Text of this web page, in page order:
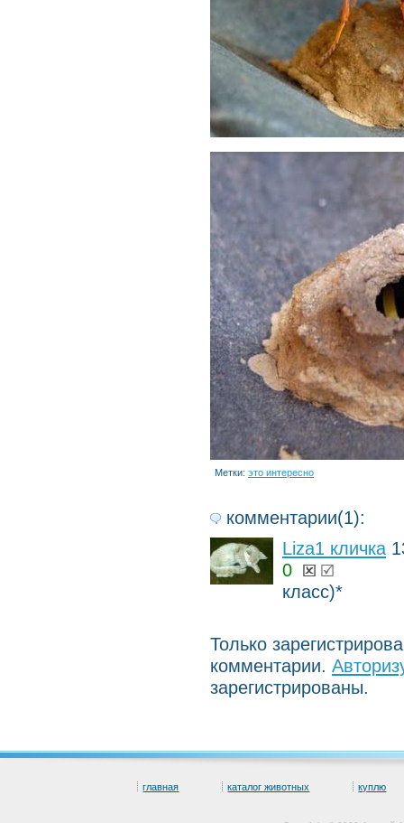
Метки: это интересно
комментарии(1):
Liza1 кличка
0
класс)*
Только
комментарии.
зарегистрированы.
главная каталог животных куплю